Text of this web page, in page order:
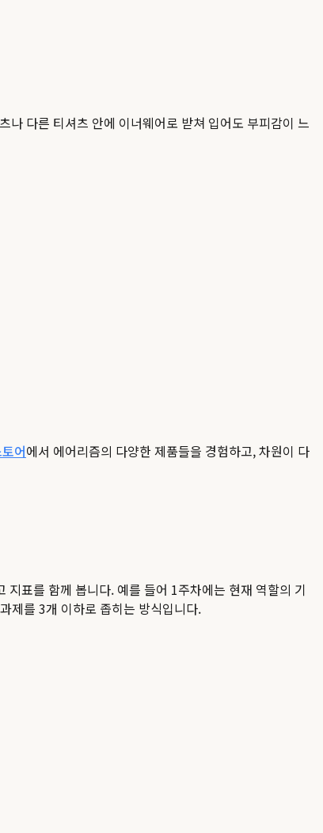
나 다른 티셔츠 안에 이너웨어로 받쳐 입어도 부피감이 느
어에서 에어리즘의 다양한 제품들을 경험하고, 차원이 다
표를 함께 봅니다. 예를 들어 1주차에는 현재 역할의 기
제를 3개 이하로 좁히는 방식입니다.